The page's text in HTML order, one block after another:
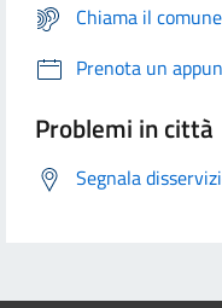
Chiama il
Prenota un
Problemi in città
Segnala